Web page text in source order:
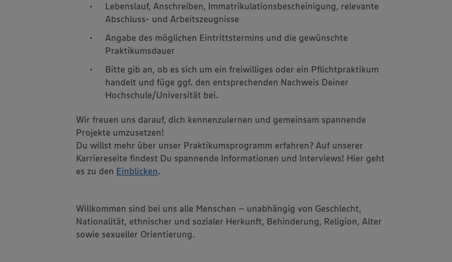
Lebenslauf, Anschreiben, Immatrikulationsbescheinigung, relevante
Abschluss- und Arbeitszeugnisse
Angabe des möglichen Eintrittstermins und die gewünschte
Praktikumsdauer
Bitte gib an, ob es sich um ein freiwilliges oder ein Pflichtpraktikum
handelt und füge ggf. den entsprechenden Nachweis Deiner
Hochschule/Universität bei.
Wir freuen uns darauf, dich kennenzulernen und gemeinsam spannende
Projekte umzusetzen!
Du willst mehr über unser Praktikumsprogramm erfahren? Auf unserer
Karriereseite findest Du spannende Informationen und Interviews! Hier geht
es zu den Einblicken.
Willkommen sind bei uns alle Menschen – unabhängig von Geschlecht,
Nationalität, ethnischer und sozialer Herkunft, Behinderung, Religion, Alter
sowie sexueller Orientierung.